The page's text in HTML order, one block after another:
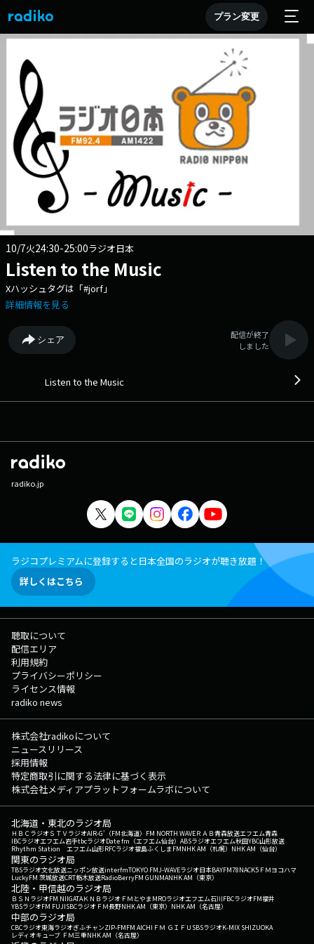
プラン変更
10/7火24:30-25:00ラジオ日本
Listen to the Music
Xハッシュタグは「#jorf」
詳細情報を見る
シェア
配信が終了
しました
Listen to the Music
radiko.jp
ラジコプレミアムに登録すると日本全国のラジオが聴き放題！
詳しくはこちら
聴取について
配信エリア
利用規約
プライバシーポリシー
ライセンス情報
radiko news
株式会社radikoについて
ニュースリリース
採用情報
特定商取引に関する法律に基づく表示
株式会社メディアプラットフォームラボについて
北海道・東北のラジオ局
ＨＢＣラジオＳＴＶラジオAIR-G'（FM北海道） FM NORTH WAVEＲＡＢ青森放送エフエム青森
IBCラジオエフエム岩手tbcラジオDate fm（エフエム仙台） ABSラジオエフエム秋田YBC山形放送
Rhythm Station エフエム山形RFCラジオ福島ふくしまFMNHK AM（札幌） NHK AM（仙台）
関東のラジオ局
TBSラジオ文化放送ニッポン放送interfmTOKYO FMJ-WAVEラジオ日本BAYFM78NACK5 ＦＭヨコハマ
LuckyFM 茨城放送CRT栃木放送RadioBerryFM GUNMANHK AM（東京）
北陸・甲信越のラジオ局
ＢＳＮラジオFM NIIGATAＫＮＢラジオ ＦＭとやまMROラジオエフエム石川FBCラジオFM福井
YBSラジオFM FUJISBCラジオ ＦＭ長野NHK AM（東京） NHK AM（名古屋）
中部のラジオ局
CBCラジオ東海ラジオぎふチャンZIP-FMFM AICHI ＦＭ ＧＩＦＵ SBSラジオK-MIX SHIZUOKA
レディオキューブ ＦＭ三重NHK AM（名古屋）